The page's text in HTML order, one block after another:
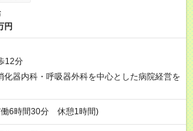
円
12分
化器内科・呼吸器外科を中心とした病院経営を
6時間30分 休憩1時間)